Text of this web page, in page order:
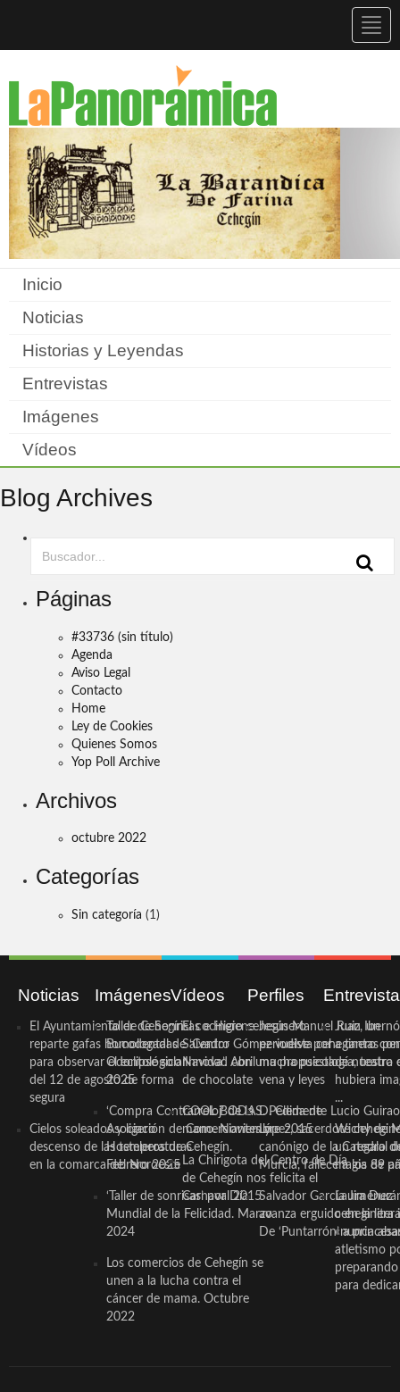
Inicio
Noticias
Historias y Leyendas
Entrevistas
Imágenes
Vídeos
Blog Archives
Páginas
#33736 (sin título)
Agenda
Aviso Legal
Contacto
Home
Ley de Cookies
Quienes Somos
Yop Poll Archive
Archivos
octubre 2022
Categorías
Sin categoría (1)
Noticias
El Ayuntamiento de Cehegín
reparte gafas homologadas
para observar el eclipse solar
del 12 de agosto de forma
segura
Cielos soleados y ligero
descenso de las temperaturas
en la comarca del Noroeste
Imágenes
Taller de Sonrisas e Higiene
Bucodental de ‘Centro
Odontológico Innova’. Abril
2025
‘Compra Contrarreloj’ de la
Asociación de Comerciantes y
Hosteleros de Cehegín.
Febrero 2025
‘Taller de sonrisas’ por Día
Mundial de la Felicidad. Marzo
2024
Los comercios de Cehegín se
unen a la lucha contra el
cáncer de mama. Octubre
2022
Vídeos
El cocinero ceheginero
Salvador Gómez vuelve por
Navidad con una propuesta
de chocolate
COOL BODAS. Pedida de
mano. Noviembre 2015
La Chirigota del Centro de Día
de Cehegín nos felicita el
Carnaval 2015
Perfiles
Jesús Manuel Ruiz, un
periodista ceheginero con
mucha psicología, teatro
vena y leyes
D. Clemente Lucio Guirao
López, sacerdote
canónigo de la Catedral
Murcia, fallece a los 89
Salvador García Jiménez
avanza erguido en la
De ‘Puntarrón’ a
Juan
a tantas
de nuestra
hubiera
...
Wichy de
un regalo
magia de
Laura
ceheginera
«nunca
atletismo
para